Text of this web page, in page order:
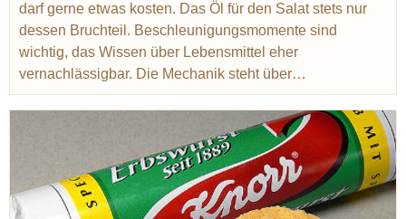
Lagerung
darf gerne etwas kosten. Das Öl für den Salat stets nur
dessen Bruchteil. Beschleunigungsmomente sind
wichtig, das Wissen über Lebensmittel eher
vernachlässigbar. Die Mechanik steht über…